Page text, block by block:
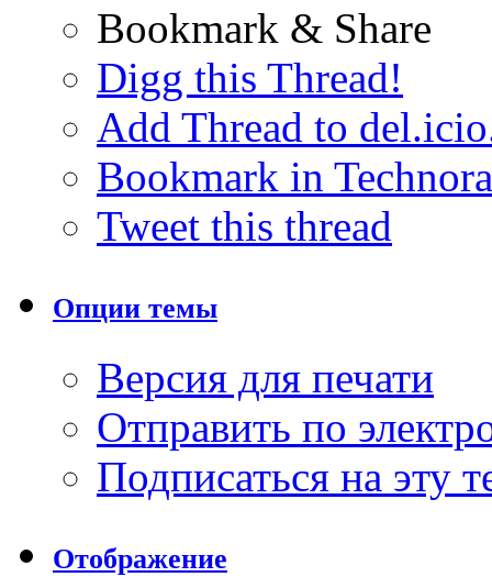
Bookmark & Share
Digg this Thread!
Add Thread to
Bookmark in
Tweet this thread
Опции темы
Версия для печати
Отправить по
Подписаться на эту
Отображение